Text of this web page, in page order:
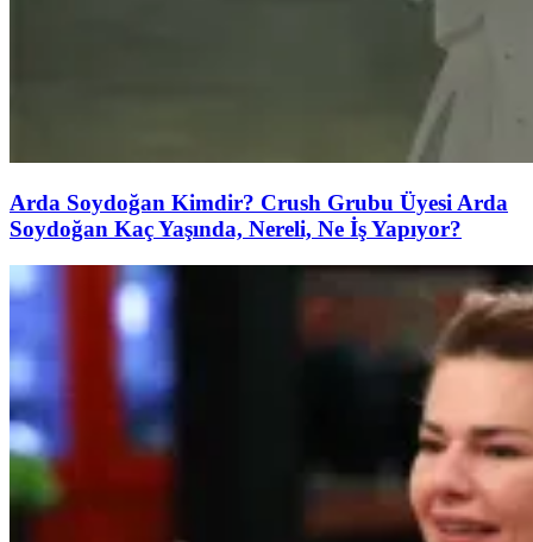
Arda Soydoğan Kimdir? Crush Grubu Üyesi Arda
Soydoğan Kaç Yaşında, Nereli, Ne İş Yapıyor?